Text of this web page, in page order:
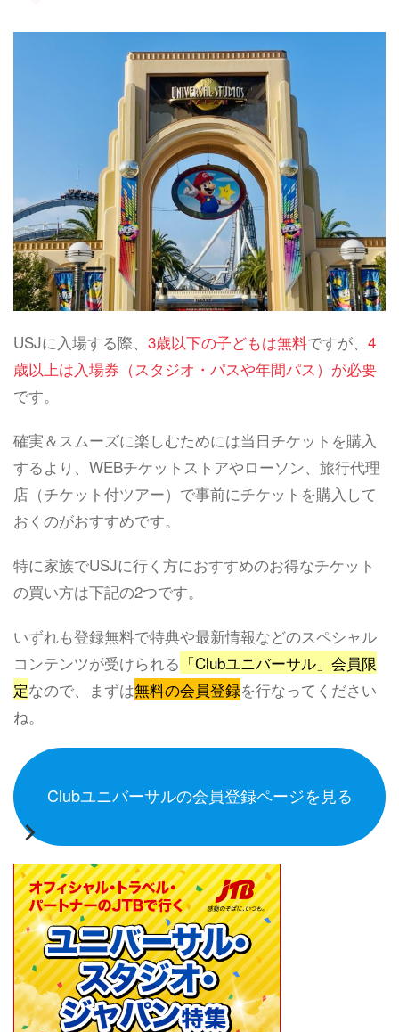
USJに入場する際、 3歳以下の子どもは無料ですが、 4
歳以上は入場券（スタジオ・パスや年間パス）が必要
です。
確実＆スムーズに楽しむためには当日チケットを購入
するより、WEBチケットストアやローソン、旅行代理
店（チケット付ツアー）で事前にチケットを購入して
おくのがおすすめです。
特に家族でUSJに行く方におすすめのお得なチケット
の買い方は下記の2つです。
いずれも登録無料で特典や最新情報などのスペシャル
コンテンツが受けられる 「Clubユニバーサル」会員限
定なので、まずは無料の会員登録を行なってください
ね。
Clubユニバーサルの会員登録ページを見る